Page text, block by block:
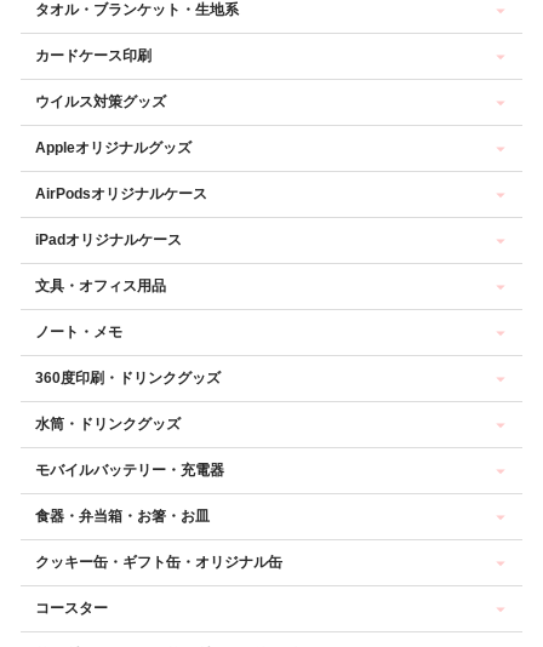
タオル・ブランケット・生地系
カードケース印刷
ウイルス対策グッズ
Appleオリジナルグッズ
AirPodsオリジナルケース
iPadオリジナルケース
文具・オフィス用品
ノート・メモ
360度印刷・ドリンクグッズ
水筒・ドリンクグッズ
モバイルバッテリー・充電器
食器・弁当箱・お箸・お皿
クッキー缶・ギフト缶・オリジナル缶
コースター